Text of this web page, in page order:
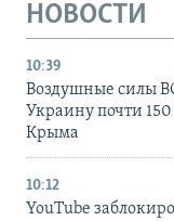
НОВОСТИ
10:39
Воздушные силы
Украину почти
Крыма
10:12
YouTube